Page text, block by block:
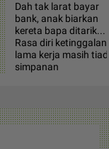
Dah tak larat bayar
bank, anak biarkan
kereta bapa ditarik...
Rasa diri ketinggalan,
lama kerja masih
simpanan